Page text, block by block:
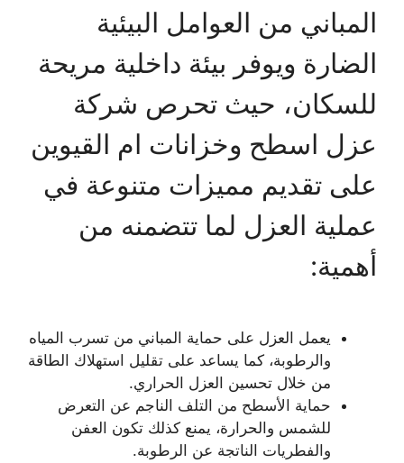
المباني من العوامل البيئية
الضارة ويوفر بيئة داخلية مريحة
للسكان، حيث تحرص شركة
عزل اسطح وخزانات ام القيوين
على تقديم مميزات متنوعة في
عملية العزل لما تتضمنه من
أهمية:
يعمل العزل على حماية المباني من تسرب المياه
والرطوبة، كما يساعد على تقليل استهلاك الطاقة
من خلال تحسين العزل الحراري.
حماية الأسطح من التلف الناجم عن التعرض
للشمس والحرارة، يمنع كذلك تكون العفن
والفطريات الناتجة عن الرطوبة.